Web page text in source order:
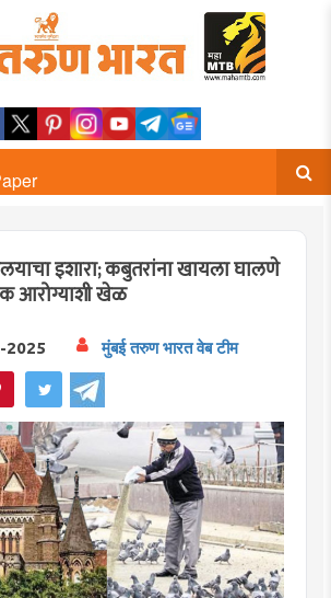
इशारा; कबुतरांना खायला घालणे
आरोग्याशी खेळ
2025 मुंबई तरुण भारत वेब टीम